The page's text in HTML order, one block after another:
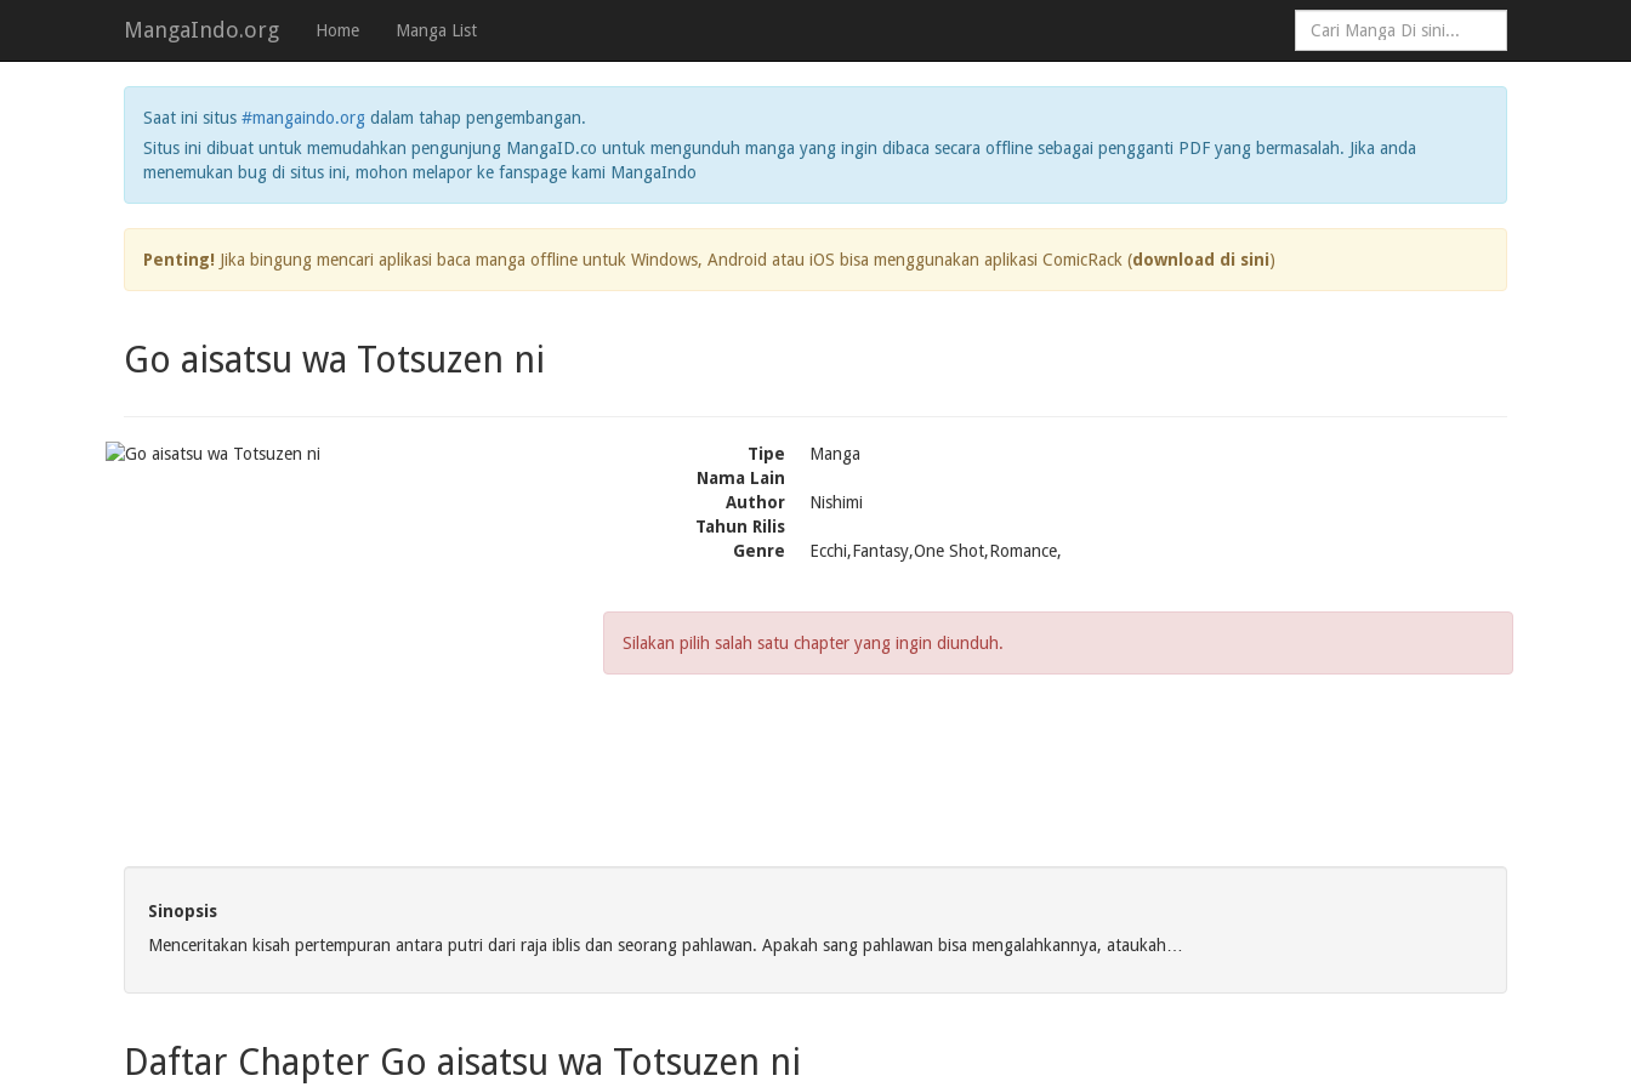
MangaIndo.org Home Manga List
Saat ini situs #mangaindo.org dalam tahap pengembangan.
Situs ini dibuat untuk memudahkan pengunjung MangaID.co untuk mengunduh manga yang ingin dibaca secara offline sebagai pengganti PDF yang bermasalah. Jika anda
menemukan bug di situs ini, mohon melapor ke fanspage kami MangaIndo
Penting! Jika bingung mencari aplikasi baca manga offline untuk Windows, Android atau iOS bisa menggunakan aplikasi ComicRack (download di sini)
Go aisatsu wa Totsuzen ni
Tipe
Manga
Nama Lain
Author
Nishimi
Tahun Rilis
Genre
Ecchi,Fantasy,One Shot,Romance,
Silakan pilih salah satu chapter yang ingin diunduh.
Sinopsis
Menceritakan kisah pertempuran antara putri dari raja iblis dan seorang pahlawan. Apakah sang pahlawan bisa mengalahkannya, ataukah…
Daftar Chapter Go aisatsu wa Totsuzen ni